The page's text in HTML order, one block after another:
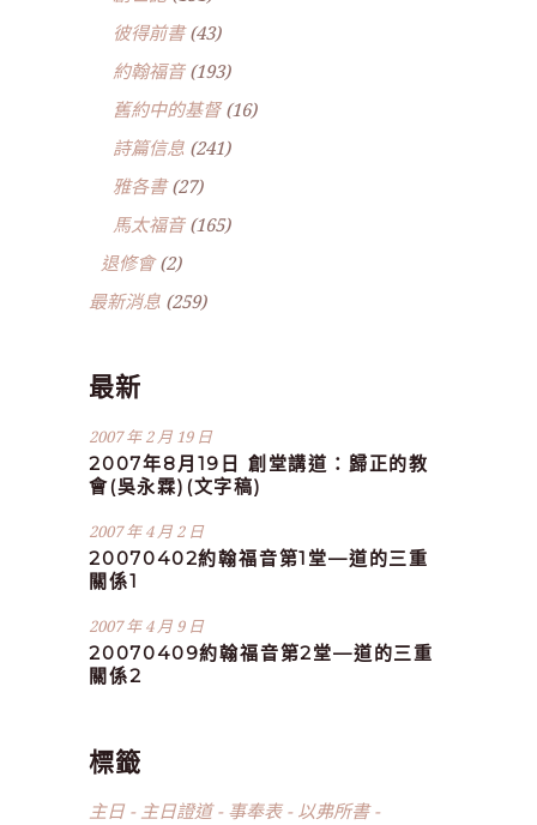
彼得前書(43)
約翰福音(193)
舊約中的基督(16)
詩篇信息 (241)
雅各書(27)
馬太福音(165)
退修會(2)
最新消息 (259)
最新
2007 年 2 月 19 日
2007年8月19日 創堂講道：歸正的教
會(吳永霖)(文字稿)
2007 年 4 月 2 日
20070402約翰福音第1堂—道的三重
關係1
2007 年 4 月 9 日
20070409約翰福音第2堂—道的三重
關係2
標籤
主日 主日證道 事奉表
以弗所書